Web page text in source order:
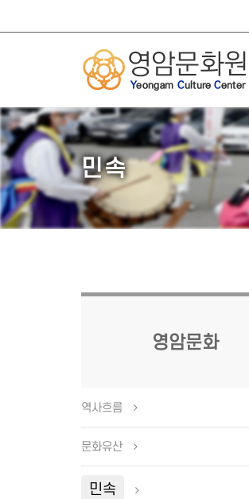
민속
영암문화
역사흐름
문화유산
민속